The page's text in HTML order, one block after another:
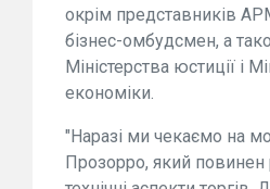
окрім представників
бізнес-омбудсмен, а
Міністерства юстиції і
економіки.
"Наразі ми чекаємо на
Прозорро, який повинен